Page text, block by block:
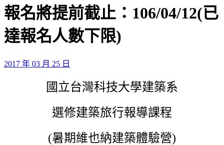
報名將提前截止：106/04/12(已
達報名人數下限)
2017 年 03 月 25 日
國立台灣科技大學建築系
選修建築旅行報導課程
(暑期維也納建築體驗營)